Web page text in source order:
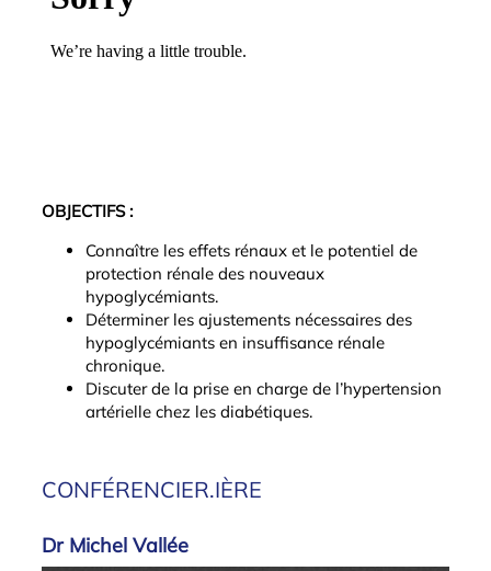
CONFÉRENCIER.IÈRE
Dr Michel Vallée
OBJECTIFS :
Connaître les effets rénaux et le potentiel de
protection rénale des nouveaux
hypoglycémiants.
Déterminer les ajustements nécessaires des
hypoglycémiants en insuffisance rénale
chronique.
Discuter de la prise en charge de l’hypertension
artérielle chez les diabétiques.